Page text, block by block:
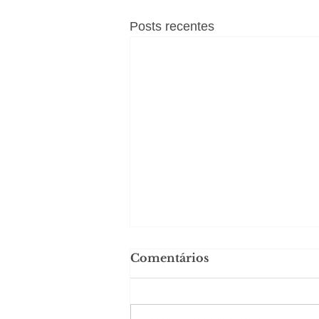
Posts recentes
Comentários
#Sugestões